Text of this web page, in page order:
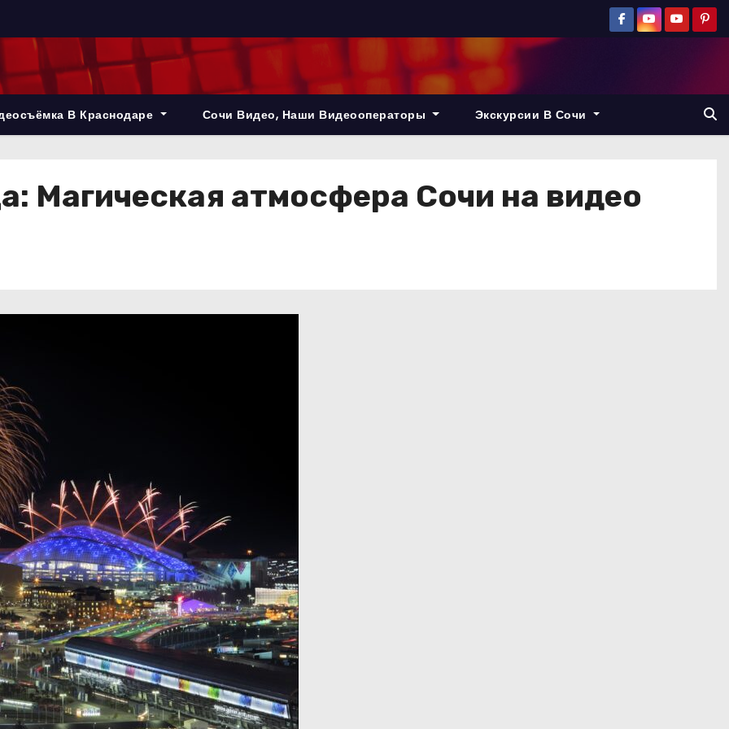
В Краснодаре Сочи Видео, Наши Видеооператоры Экскурсии В Сочи
Магическая атмосфера Сочи на видео